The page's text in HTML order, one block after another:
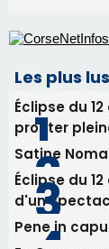
d'un
En Corse,
Newsletter
Inscrivez-
email les